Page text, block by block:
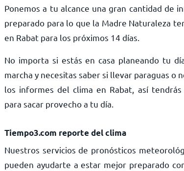
Ponemos a tu alcance una gran cantidad de
preparado para lo que la Madre Naturaleza
en Rabat para los próximos 14 días.
No importa si estás en casa planeando tu
marcha y necesitas saber si llevar paraguas o
los informes del clima en Rabat, así
para sacar provecho a tu día.
Tiempo3.com reporte del clima
Nuestros servicios de pronósticos
pueden ayudarte a estar mejor preparado